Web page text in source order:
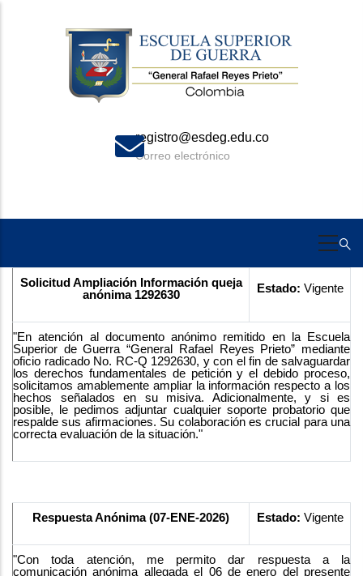
registro@esdeg.edu.co
Correo electrónico
Solicitud Ampliación Información queja
anónima 1292630
Estado: Vigente
"En atención al documento anónimo remitido en la Escuela
Superior de Guerra “General Rafael Reyes Prieto” mediante
oficio radicado No. RC-Q 1292630, y con el fin de salvaguardar
los derechos fundamentales de petición y el debido proceso,
solicitamos amablemente ampliar la información respecto a los
hechos señalados en su misiva. Adicionalmente, y si es
posible, le pedimos adjuntar cualquier soporte probatorio que
respalde sus afirmaciones. Su colaboración es crucial para una
correcta evaluación de la situación."
Respuesta Anónima (07-ENE-2026) Estado: Vigente
"Con toda atención, me permito dar respuesta a la
comunicación anónima allegada el 06 de enero del presente